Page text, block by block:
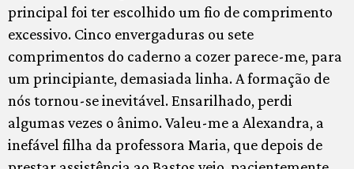
principal foi ter escolhido um fio de comprimento
excessivo. Cinco envergaduras ou sete
comprimentos do caderno a cozer parece-me, para
um principiante, demasiada linha. A formação de
nós tornou-se inevitável. Ensarilhado, perdi
algumas vezes o ânimo. Valeu-me a Alexandra, a
inefável filha da professora Maria, que depois de